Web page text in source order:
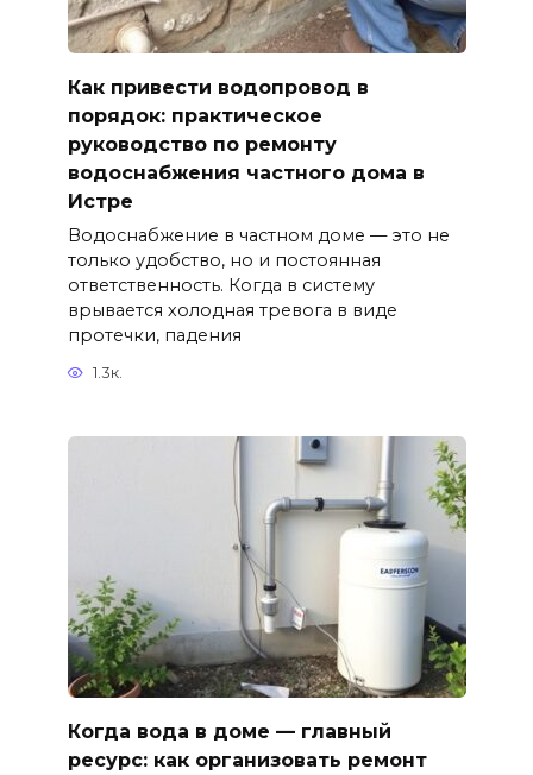
Как привести водопровод в
порядок: практическое
руководство по ремонту
водоснабжения частного дома в
Истре
Водоснабжение в частном доме — это не
только удобство, но и постоянная
ответственность. Когда в систему
врывается холодная тревога в виде
протечки, падения
1.3к.
Когда вода в доме — главный
ресурс: как организовать ремонт